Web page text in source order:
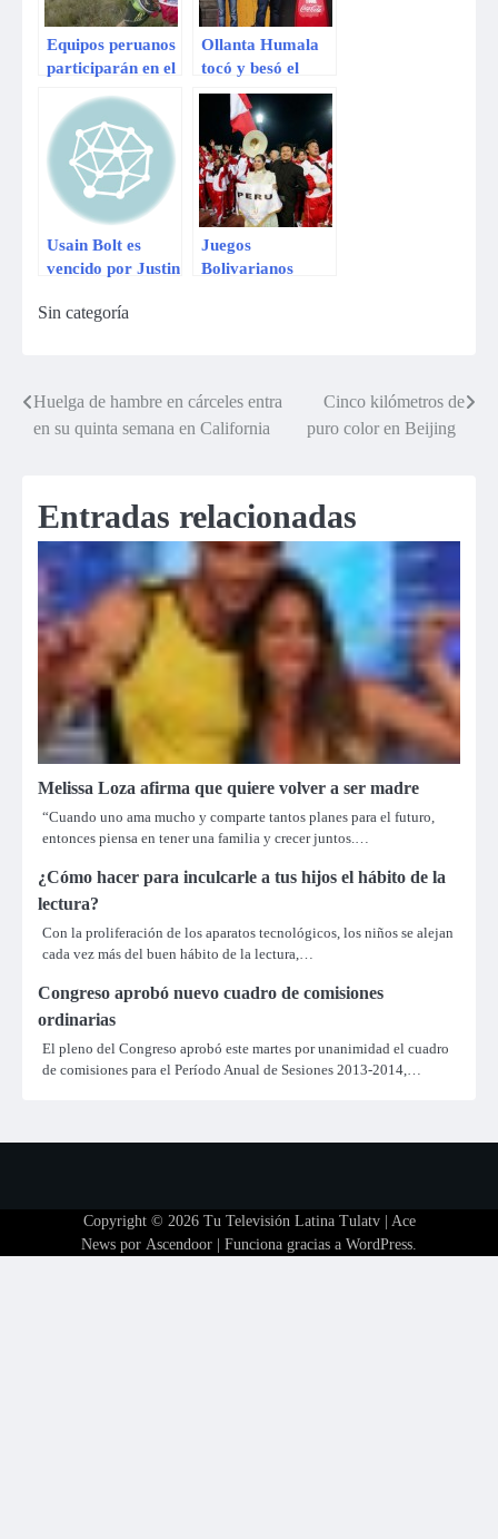
Equipos peruanos
participarán en el
Carrera de
Aventura
Ecuador
Ollanta Humala
tocó y besó el
trofeo de la Copa
Mundial en
Palacio de
Gobierno
Usain Bolt es
vencido por Justin
Juegos
Bolivarianos
VIDEO]
Sin categoría
Navegación
Huelga de hambre en cárceles entra
en su quinta semana en California
Cinco kilómetros de
puro color en Beijing
Entradas relacionadas
Melissa Loza afirma que quiere volver a ser madre
“Cuando uno ama mucho y comparte tantos planes para el futuro,
entonces piensa en tener una familia y crecer juntos.…
¿Cómo hacer para inculcarle a tus hijos el hábito de la
lectura?
Con la proliferación de los aparatos tecnológicos, los niños se alejan
cada vez más del buen hábito de la lectura,…
Congreso aprobó nuevo cuadro de comisiones
ordinarias
El pleno del Congreso aprobó este martes por unanimidad el cuadro
de comisiones para el Período Anual de Sesiones 2013-2014,…
Copyright © 2026 Tu Televisión Latina Tulatv| Ace
News por Ascendoor | Funciona gracias a WordPress